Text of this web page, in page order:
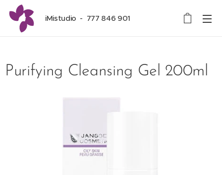
iMistudio - 777 846 901
Purifying Cleansing Gel 200ml